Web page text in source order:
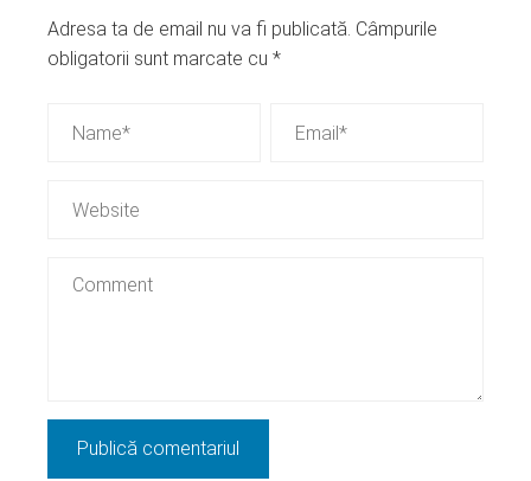
Adresa ta de email nu va fi publicată. Câmpurile
obligatorii sunt marcate cu *